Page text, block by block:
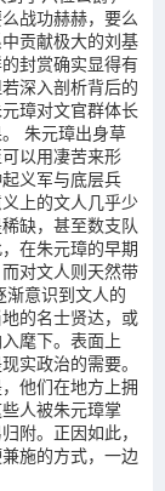
战功赫赫，要么
贡献极大的刘基
封赏确实显得有
深入剖析背后的
璋对文官群体长
朱元璋出身草
以用凄苦来形
义军与底层兵
上的文人几乎少
缺，甚至数支队
在朱元璋的早期
对文人则天然带
意识到文人的
的名士贤达，或
麾下。表面上
实政治的需要。
他们在地方上拥
人被朱元璋掌
附。正因如此，
施的方式，一边